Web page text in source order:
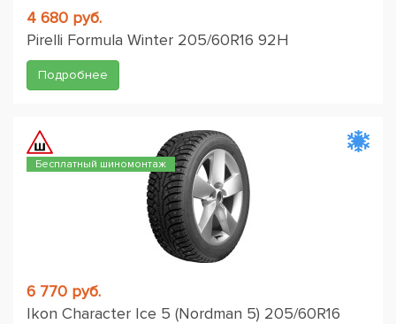
4 680 руб.
Pirelli Formula Winter 205/60R16 92H
Подробнее
Бесплатный шиномонтаж
6 770 руб.
Ikon Character Ice 5 (Nordman 5) 205/60R16